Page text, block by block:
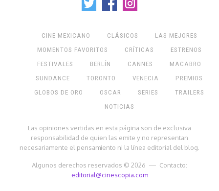
CINE MEXICANO CLÁSICOS
LAS MEJORES
MOMENTOS FAVORITOS
CRÍTICAS
ESTRENOS
FESTIVALES
BERLÍN CANNES
MACABRO
SUNDANCE
TORONTO VENECIA
PREMIOS
GLOBOS DE ORO
OSCAR SERIES
TRAILERS
NOTICIAS
Las opiniones vertidas en esta página son de exclusiva
responsabilidad de quien las emite y no representan
necesariamente el pensamiento ni la línea editorial del blog.
Algunos derechos reservados © 2026 — Contacto:
editorial@cinescopia.com